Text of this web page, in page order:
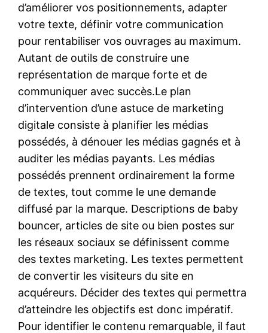
d’améliorer vos positionnements, adapter
votre texte, définir votre communication
pour rentabiliser vos ouvrages au maximum.
Autant de outils de construire une
représentation de marque forte et de
communiquer avec succès.Le plan
d’intervention d’une astuce de marketing
digitale consiste à planifier les médias
possédés, à dénouer les médias gagnés et à
auditer les médias payants. Les médias
possédés prennent ordinairement la forme
de textes, tout comme le une demande
diffusé par la marque. Descriptions de baby
bouncer, articles de site ou bien postes sur
les réseaux sociaux se définissent comme
des textes marketing. Les textes permettent
de convertir les visiteurs du site en
acquéreurs. Décider des textes qui permettra
d’atteindre les objectifs est donc impératif.
Pour identifier le contenu remarquable, il faut